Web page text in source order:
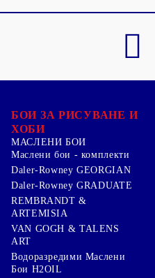
БОИ ЗА РИСУВАНЕ И
ХОБИ
МАСЛЕНИ БОИ
Маслени бои - комплекти
Daler-Rowney GEORGIAN
Daler-Rowney GRADUATE
REMBRANDT &
ARTEMISIA
VAN GOGH & TALENS
ART
Водоразредими Маслени
Бои H2OIL